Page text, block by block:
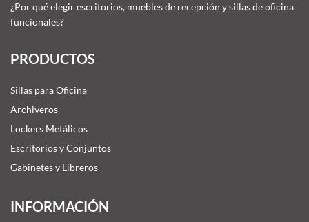
¿Por qué elegir escritorios, muebles de recepción y sillas de oficina
funcionales?
PRODUCTOS
Sillas para Oficina
Archiveros
Lockers Metálicos
Escritorios y Conjuntos
Gabinetes y Libreros
INFORMACIÓN